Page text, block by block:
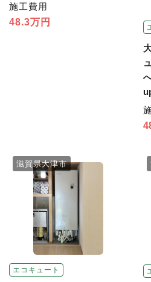
施工費用
48.3万円
エコキュート
滋賀県大津市